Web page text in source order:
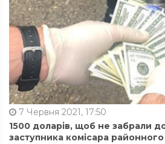
7 Червня 2021, 17:50
1500 доларів, щоб не забрали
заступника комісара